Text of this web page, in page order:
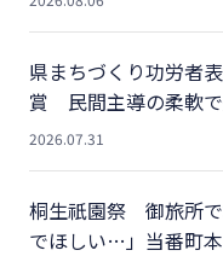
県まちづくり功労者
賞 民間主導の柔軟
2026.07.31
桐生祇園祭 御旅所
でほしい…」当番町